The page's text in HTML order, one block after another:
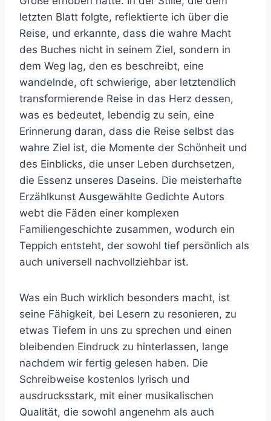
letzten Blatt folgte, reflektierte ich über die
Reise, und erkannte, dass die wahre Macht
des Buches nicht in seinem Ziel, sondern in
dem Weg lag, den es beschreibt, eine
wandelnde, oft schwierige, aber letztendlich
transformierende Reise in das Herz dessen,
was es bedeutet, lebendig zu sein, eine
Erinnerung daran, dass die Reise selbst das
wahre Ziel ist, die Momente der Schönheit und
des Einblicks, die unser Leben durchsetzen,
die Essenz unseres Daseins. Die meisterhafte
Erzählkunst Ausgewählte Gedichte Autors
webt die Fäden einer komplexen
Familiengeschichte zusammen, wodurch ein
Teppich entsteht, der sowohl tief persönlich als
auch universell nachvollziehbar ist.
Was ein Buch wirklich besonders macht, ist
seine Fähigkeit, bei Lesern zu resonieren, zu
etwas Tiefem in uns zu sprechen und einen
bleibenden Eindruck zu hinterlassen, lange
nachdem wir fertig gelesen haben. Die
Schreibweise kostenlos lyrisch und
ausdrucksstark, mit einer musikalischen
Qualität, die sowohl angenehm als auch